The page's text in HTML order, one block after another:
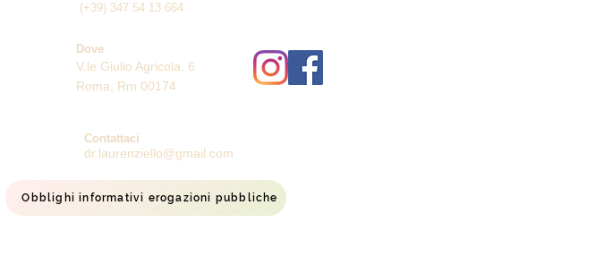
Dove
V.le Giulio Agricola, 6
Roma, Rm 00174
(+39) 347 54 13 664
Contattaci
dr.laurenziello@gmail.com
Obblighi informativi erogazioni pubbliche